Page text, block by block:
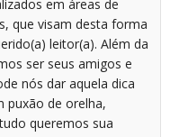
em áreas de
que visam desta forma
leitor(a). Além da
ser seus amigos e
nós dar aquela dica
puxão de orelha,
queremos sua